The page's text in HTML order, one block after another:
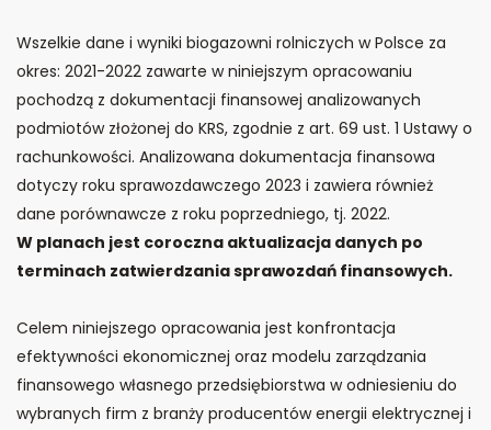
Wszelkie dane i wyniki biogazowni rolniczych w Polsce za
okres: 2021-2022 zawarte w niniejszym opracowaniu
pochodzą z dokumentacji finansowej analizowanych
podmiotów złożonej do KRS, zgodnie z art. 69 ust. 1 Ustawy o
rachunkowości. Analizowana dokumentacja finansowa
dotyczy roku sprawozdawczego 2023 i zawiera również
dane porównawcze z roku poprzedniego, tj. 2022.
W planach jest coroczna aktualizacja danych po
terminach zatwierdzania sprawozdań finansowych.
Celem niniejszego opracowania jest konfrontacja
efektywności ekonomicznej oraz modelu zarządzania
finansowego własnego przedsiębiorstwa w odniesieniu do
wybranych firm z branży producentów energii elektrycznej i